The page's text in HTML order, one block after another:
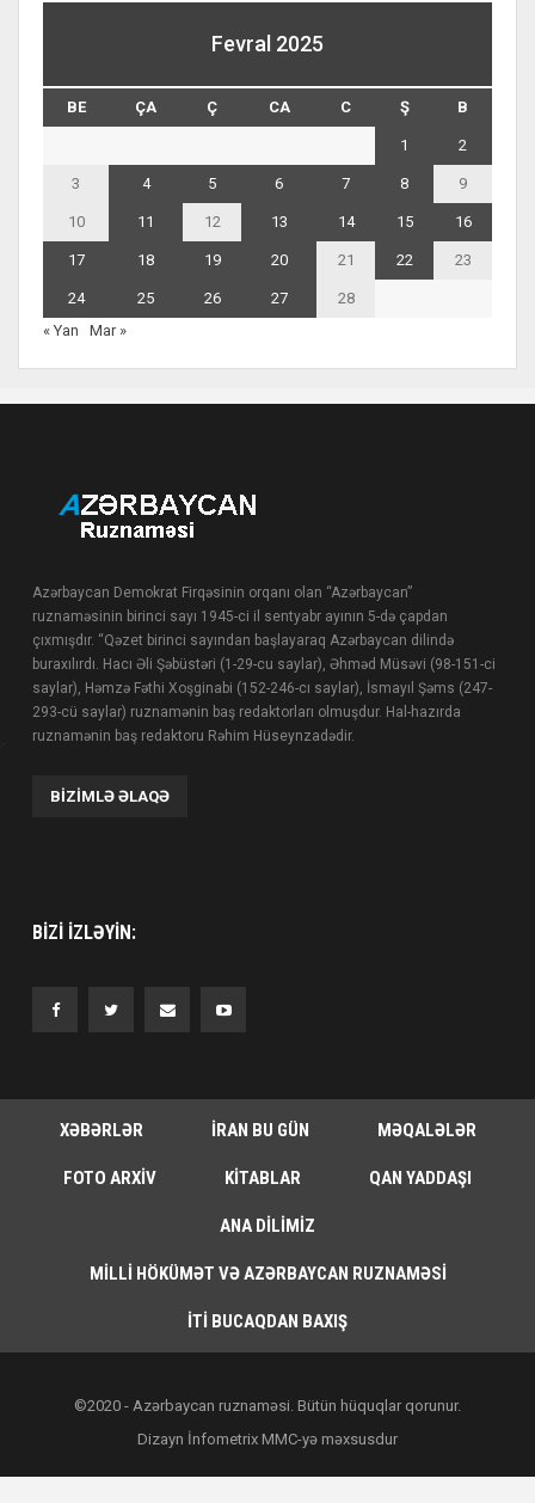
Fevral 2025
BE ÇA Ç CA C Ş B
1 2
3 4 5 6 7 8 9
10 11 12 13 14 15 16
17 18 19 20 21 22 23
24 25 26 27
28
« Yan
Mar »
Azərbaycan Demokrat Firqəsinin orqanı olan “Azərbaycan”
ruznaməsinin birinci sayı 1945-ci il sentyabr ayının 5-də çapdan
çıxmışdır. “Qəzet birinci sayından başlayaraq Azərbaycan dilində
buraxılırdı. Hacı Əli Şəbüstəri (1-29-cu saylar), Əhməd Müsəvi (98-151-ci
saylar), Həmzə Fəthi Xoşginabi (152-246-cı saylar), İsmayıl Şəms (247-
293-cü saylar) ruznamənin baş redaktorları olmuşdur. Hal-hazırda
ruznamənin baş redaktoru Rəhim Hüseynzadədir.
BIZIMLƏ ƏLAQƏ
BIZI IZLƏYIN:
XƏBƏRLƏR İRAN BU GÜN MƏQALƏLƏR
FOTO ARXIV KITABLAR QAN YADDAŞI
ANA DILIMIZ
MILLI HÖKÜMƏT VƏ AZƏRBAYCAN RUZNAMƏSI
İTI BUCAQDAN BAXIŞ
©2020 - Azərbaycan ruznaməsi. Bütün hüquqlar qorunur.
Dizayn İnfometrix MMC-yə məxsusdur